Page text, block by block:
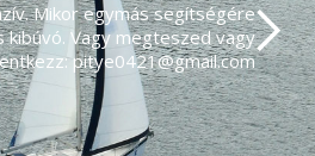
Mikor egymás segítségére
kibúvó. Vagy megteszed vagy
pitye0421@gmail.com